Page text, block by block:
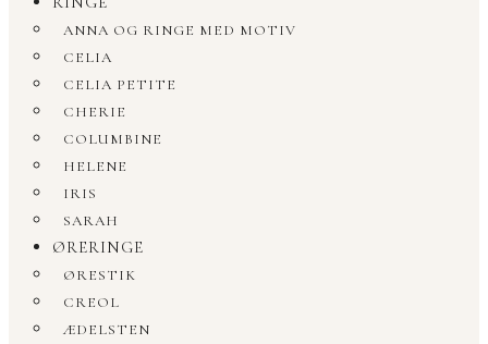
ANNA OG RINGE MED MOTIV
CELIA
CELIA PETITE
CHERIE
COLUMBINE
HELENE
IRIS
SARAH
ØRERINGE
ØRESTIK
CREOL
ÆDELSTEN